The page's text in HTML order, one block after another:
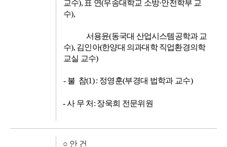
교수), 표 연(우송대학교 소방·안전학부 교
수),
서용윤(동국대 산업시스템공학과 교
수), 김인아(한양대 의과대학 직업환경의학
교실 교수)
- 불 참(1) : 정영훈(부경대 법학과 교수)
-사 무 처 : 장욱희 전문위원
○ 안 건